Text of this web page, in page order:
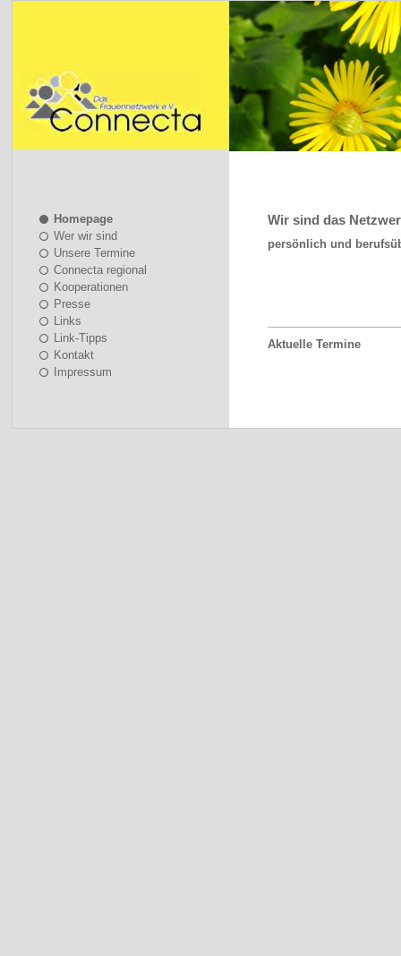
Homepage
Wer wir sind
Unsere Termine
Connecta regional
Kooperationen
Presse
Links
Link-Tipps
Kontakt
Impressum
Wir sind das
persönlich und
Aktuelle Termine